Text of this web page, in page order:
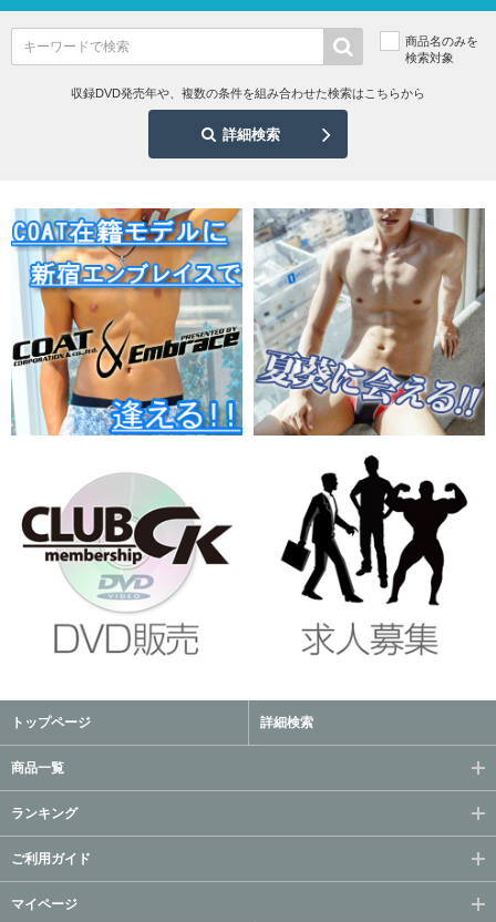
商品名のみを
検索対象
収録DVD発売年や、複数の条件を組み合わせた検索はこちらから
詳細検索
トップページ 詳細検索
商品一覧
ランキング
ご利用ガイド
マイページ